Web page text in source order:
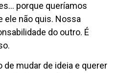
porque queríamos
ele não quis. Nossa
do outro. É
mudar de ideia e querer